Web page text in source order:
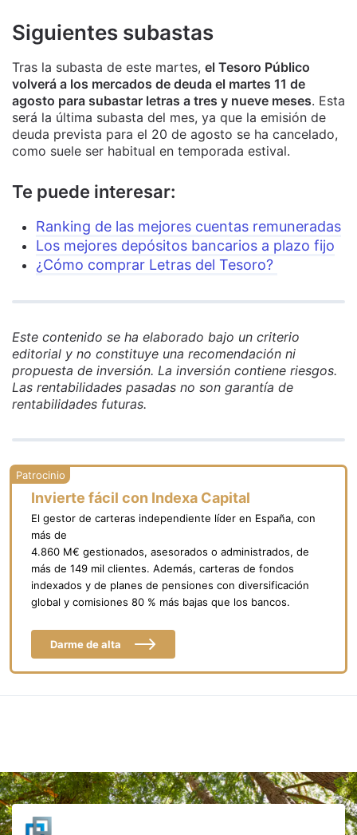
Siguientes subastas
Tras la subasta de este martes, el Tesoro Público
volverá a los mercados de deuda el martes 11 de
agosto para subastar letras a tres y nueve meses. Esta
será la última subasta del mes, ya que la emisión de
deuda prevista para el 20 de agosto se ha cancelado,
como suele ser habitual en temporada estival.
Te puede interesar:
Ranking de las mejores cuentas remuneradas
Los mejores depósitos bancarios a plazo fijo
¿Cómo comprar Letras del Tesoro?
Este contenido se ha elaborado bajo un criterio
editorial y no constituye una recomendación ni
propuesta de inversión. La inversión contiene riesgos.
Las rentabilidades pasadas no son garantía de
rentabilidades futuras.
Invierte fácil con Indexa Capital
El gestor de carteras independiente líder en España, con
más de
4.860 M€ gestionados, asesorados o administrados, de
más de 149 mil clientes. Además, carteras de fondos
indexados y de planes de pensiones con diversificación
global y comisiones 80 % más bajas que los bancos.
Darme de alta